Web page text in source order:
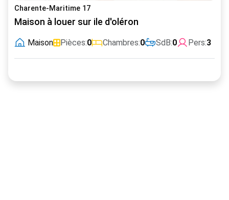
Charente-Maritime 17
Maison à louer sur ile d'oléron
Maison Pièces:0 Chambres:0 SdB:0 Pers:3